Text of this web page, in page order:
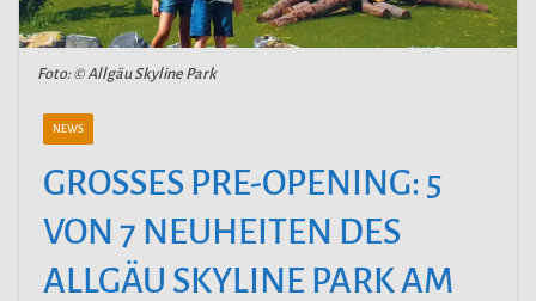
Foto: © Allgäu Skyline Park
NEWS
GROSSES PRE-OPENING: 5 V
ON 7 NEUHEITEN DES A
LLGÄU SKYLINE PARK AM S